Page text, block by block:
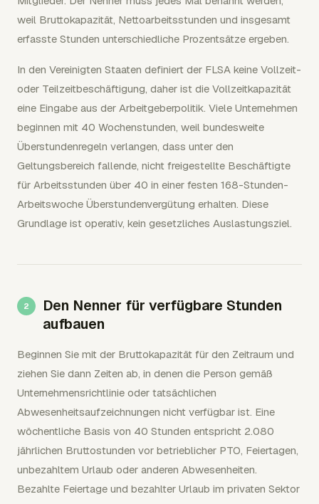
weil Bruttokapazität, Nettoarbeitsstunden und insgesamt
erfasste Stunden unterschiedliche Prozentsätze ergeben.
In den Vereinigten Staaten definiert der FLSA keine Vollzeit-
oder Teilzeitbeschäftigung, daher ist die Vollzeitkapazität
eine Eingabe aus der Arbeitgeberpolitik. Viele Unternehmen
beginnen mit 40 Wochenstunden, weil bundesweite
Überstundenregeln verlangen, dass unter den
Geltungsbereich fallende, nicht freigestellte Beschäftigte
für Arbeitsstunden über 40 in einer festen 168-Stunden-
Arbeitswoche Überstundenvergütung erhalten. Diese
Grundlage ist operativ, kein gesetzliches Auslastungsziel.
Den Nenner für verfügbare Stunden
aufbauen
Beginnen Sie mit der Bruttokapazität für den Zeitraum und
ziehen Sie dann Zeiten ab, in denen die Person gemäß
Unternehmensrichtlinie oder tatsächlichen
Abwesenheitsaufzeichnungen nicht verfügbar ist. Eine
wöchentliche Basis von 40 Stunden entspricht 2.080
jährlichen Bruttostunden vor betrieblicher PTO, Feiertagen,
unbezahltem Urlaub oder anderen Abwesenheiten.
Bezahlte Feiertage und bezahlter Urlaub im privaten Sektor